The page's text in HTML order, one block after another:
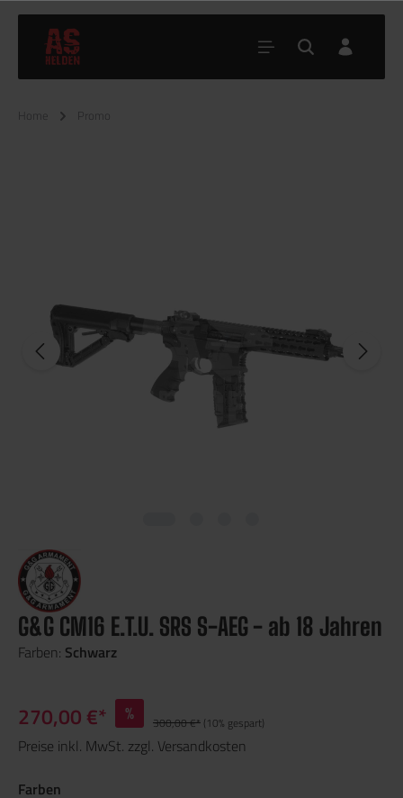
Home Promo
G&G CM16 E.T.U. SRS S-AEG - ab 18 Jahren
Farben: Schwarz
270,00 €* % 300,00 €* (10% gespart)
Preise inkl. MwSt. zzgl. Versandkosten
Farben